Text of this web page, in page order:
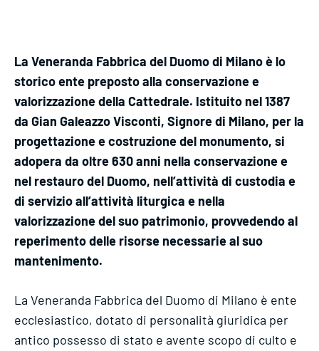
La Veneranda Fabbrica del Duomo di Milano è lo
storico ente preposto alla conservazione e
valorizzazione della Cattedrale. Istituito nel 1387
da Gian Galeazzo Visconti, Signore di Milano, per la
progettazione e costruzione del monumento, si
adopera da oltre 630 anni nella conservazione e
nel restauro del Duomo, nell’attività di custodia e
di servizio all’attività liturgica e nella
valorizzazione del suo patrimonio, provvedendo al
reperimento delle risorse necessarie al suo
mantenimento.
La Veneranda Fabbrica del Duomo di Milano è ente
ecclesiastico, dotato di personalità giuridica per
antico possesso di stato e avente scopo di culto e